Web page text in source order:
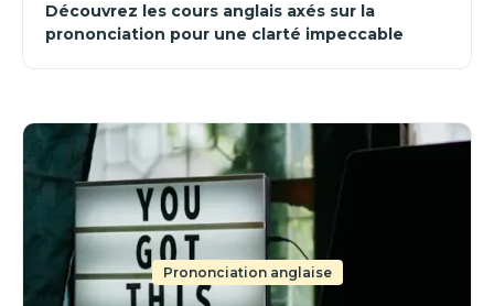
Découvrez les cours anglais axés sur la
prononciation pour une clarté impeccable
Prononciation anglaise